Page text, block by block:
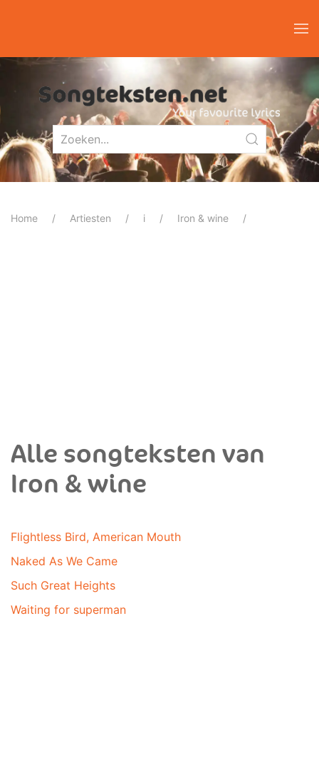
Home Artiesten i Iron & wine
Alle songteksten van
Iron & wine
Flightless Bird, American Mouth
Naked As We Came
Such Great Heights
Waiting for superman